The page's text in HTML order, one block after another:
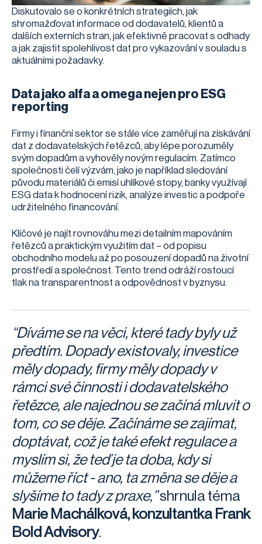
Diskutovalo se o konkrétních strategiích, jak
shromažďovat informace od dodavatelů, klientů a
dalších externích stran, jak efektivně pracovat s odhady
a jak zajistit spolehlivost dat pro vykazování v souladu s
aktuálními požadavky.
Data jako alfa a omega nejen pro ESG
reporting
Firmy i finanční sektor se stále více zaměřují na získávání
dat z dodavatelských řetězců, aby lépe porozuměly
svým dopadům a vyhověly novým regulacím. Zatímco
společnosti čelí výzvám, jako je například sledování
původu materiálů či emisí uhlíkové stopy, banky využívají
ESG data k hodnocení rizik, analýze investic a podpoře
udržitelného financování.
Klíčové je najít rovnováhu mezi detailním mapováním
řetězců a praktickým využitím dat – od popisu
obchodního modelu až po posouzení dopadů na životní
prostředí a společnost. Tento trend odráží rostoucí
tlak na transparentnost a odpovědnost v byznysu.
“Díváme se na věci, které tady byly už
předtím. Dopady existovaly, investice
měly dopady, firmy měly dopady v
rámci své činnosti i dodavatelského
řetězce, ale najednou se začíná mluvit o
tom, co se děje. Začínáme se zajímat,
doptávat, což je také efekt regulace a
myslím si, že teď je ta doba, kdy si
můžeme říct - ano, ta změna se děje a
slyšíme to tady z praxe,”shrnula téma
Marie Machálková, konzultantka Frank
Bold Advisory.